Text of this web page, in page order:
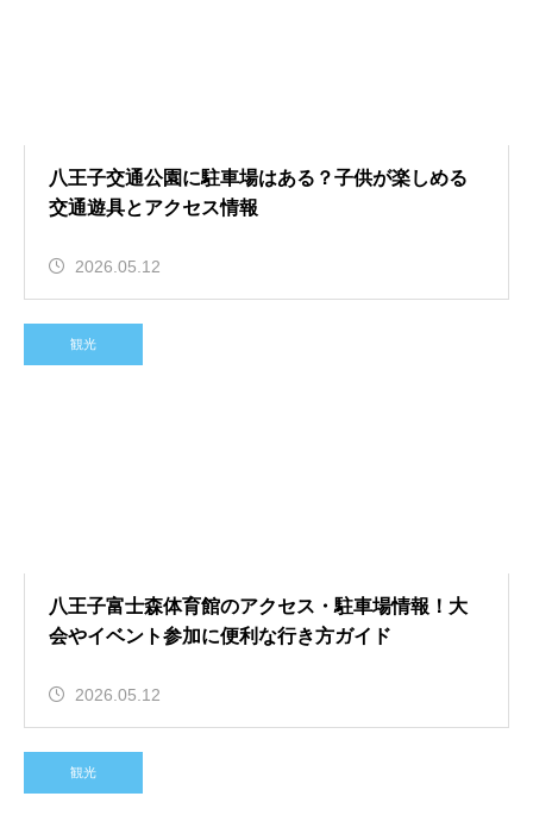
八王子交通公園に駐車場はある？子供が楽しめる
交通遊具とアクセス情報
2026.05.12
観光
八王子富士森体育館のアクセス・駐車場情報！大
会やイベント参加に便利な行き方ガイド
2026.05.12
観光